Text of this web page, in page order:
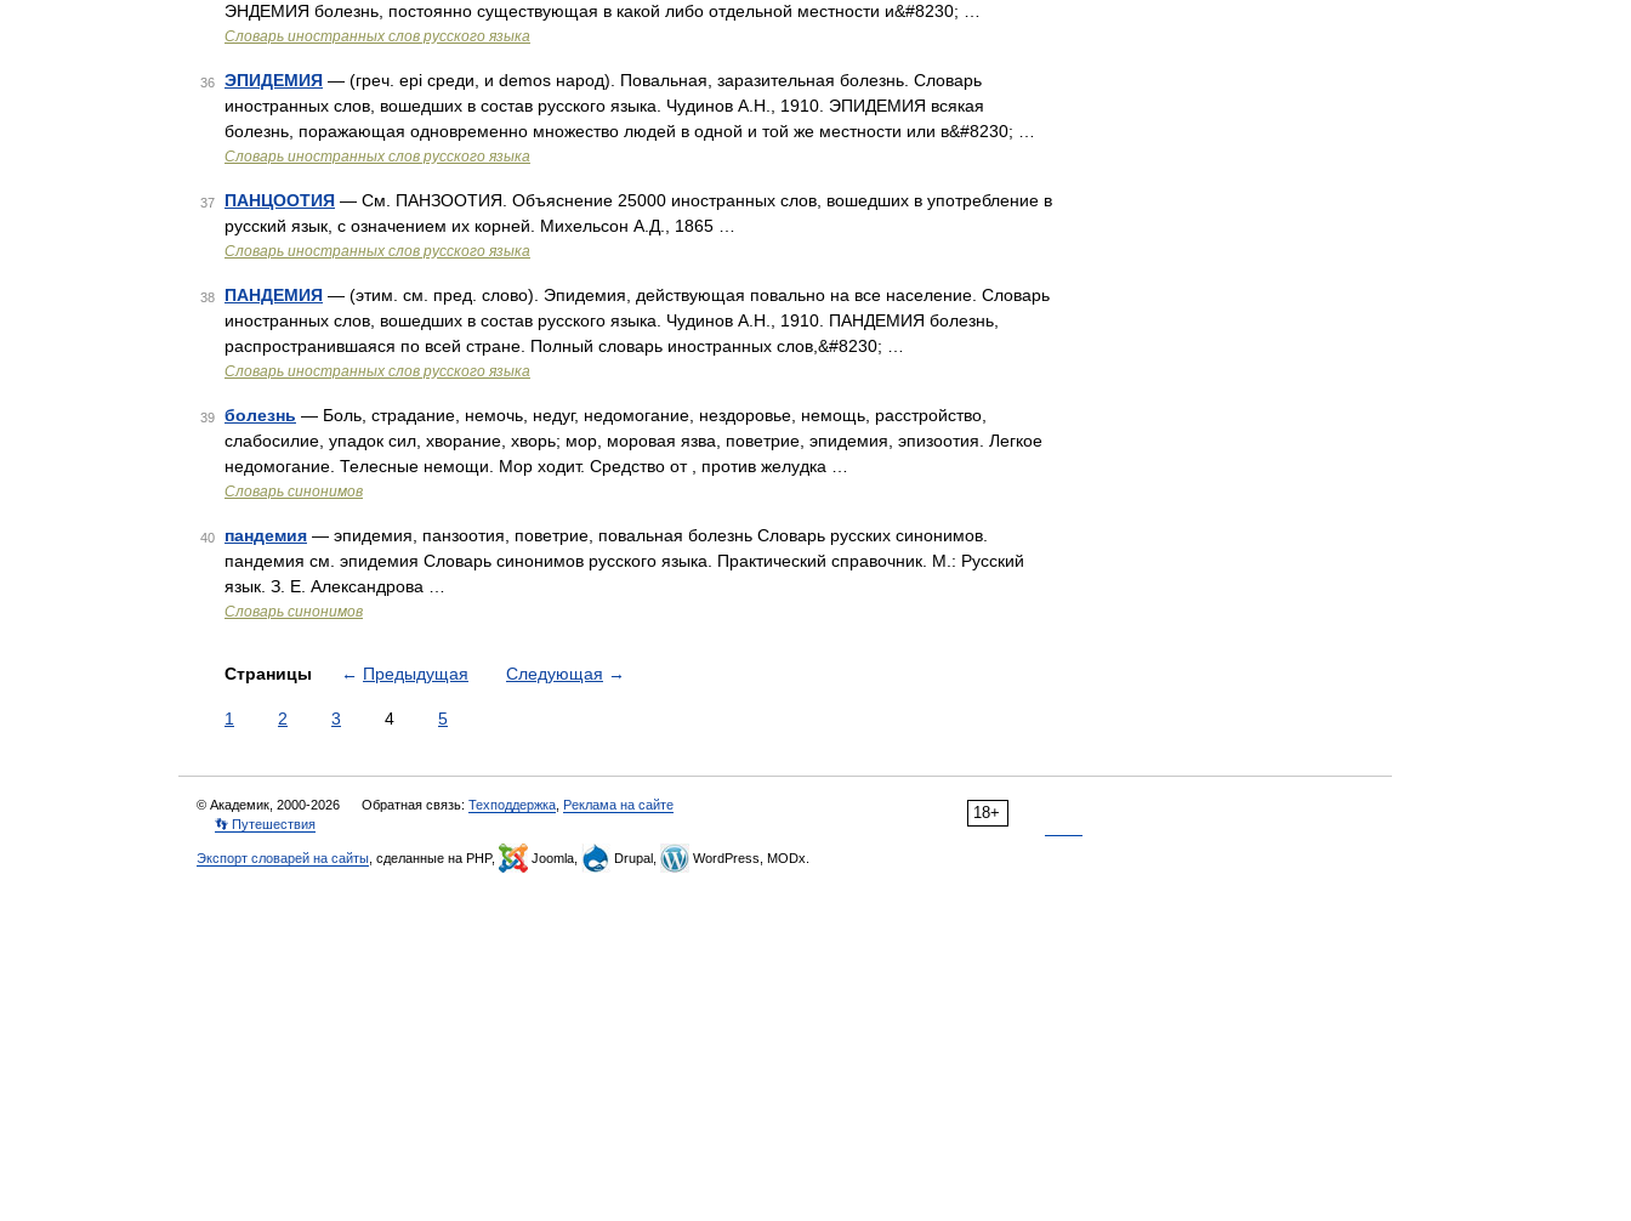
ЭНДЕМИЯ болезнь, постоянно существующая в какой либо отдельной местности и&#8230; …
Словарь иностранных слов русского языка
36 ЭПИДЕМИЯ — (греч. epi среди, и demos народ). Повальная, заразительная болезнь. Словарь
иностранных слов, вошедших в состав русского языка. Чудинов А.Н., 1910. ЭПИДЕМИЯ всякая
болезнь, поражающая одновременно множество людей в одной и той же местности или в&#8230; …
Словарь иностранных слов русского языка
37 ПАНЦООТИЯ — См. ПАНЗООТИЯ. Объяснение 25000 иностранных слов, вошедших в употребление в
русский язык, с означением их корней. Михельсон А.Д., 1865 …
Словарь иностранных слов русского языка
38 ПАНДЕМИЯ — (этим. см. пред. слово). Эпидемия, действующая повально на все население. Словарь
иностранных слов, вошедших в состав русского языка. Чудинов А.Н., 1910. ПАНДЕМИЯ болезнь,
распространившаяся по всей стране. Полный словарь иностранных слов,&#8230; …
Словарь иностранных слов русского языка
39 болезнь — Боль, страдание, немочь, недуг, недомогание, нездоровье, немощь, расстройство,
слабосилие, упадок сил, хворание, хворь; мор, моровая язва, поветрие, эпидемия, эпизоотия. Легкое
недомогание. Телесные немощи. Мор ходит. Средство от , против желудка …
Словарь синонимов
40 пандемия — эпидемия, панзоотия, поветрие, повальная болезнь Словарь русских синонимов.
пандемия см. эпидемия Словарь синонимов русского языка. Практический справочник. М.: Русский
язык. З. Е. Александрова …
Словарь синонимов
Страницы ← Предыдущая Следующая →
1 2 3 4 5
18+
© Академик, 2000-2026 Обратная связь: Техподдержка Реклама на сайте
👣 Путешествия
Экспорт словарей на сайты , сделанные на PHP, Joomla, Drupal, WordPress, MODx.